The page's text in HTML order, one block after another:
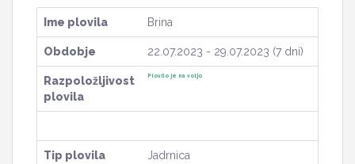
Ime plovila Brina
Obdobje 22.07.2023 - 29.07.2023 (7 dni)
Razpoložljivost
plovila
Plovilo je na voljo
Tip plovila Jadrnica